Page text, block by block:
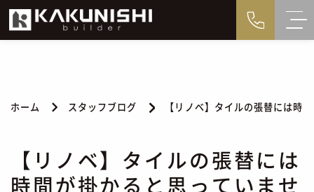
ホーム スタッフブログ 【リノベ】タイルの張替には時
【リノベ】タイルの張替には
時間が掛かると思っていませ